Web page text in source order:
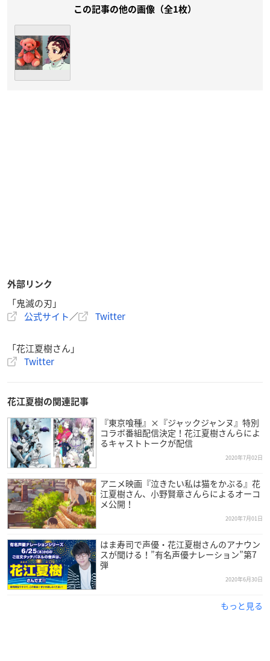
この記事の他の画像（全1枚）
外部リンク
「鬼滅の刃」
公式サイト／ Twitter
「花江夏樹さん」
Twitter
花江夏樹の関連記事
『東京喰種』×『ジャックジャンヌ』特別
コラボ番組配信決定！花江夏樹さんらによ
るキャストトークが配信
2020年7月02日
アニメ映画『泣きたい私は猫をかぶる』花
江夏樹さん、小野賢章さんらによるオーコ
メ公開！
2020年7月01日
はま寿司で声優・花江夏樹さんのアナウン
スが聞ける！”有名声優ナレーション”第7
弾
2020年6月30日
もっと見る